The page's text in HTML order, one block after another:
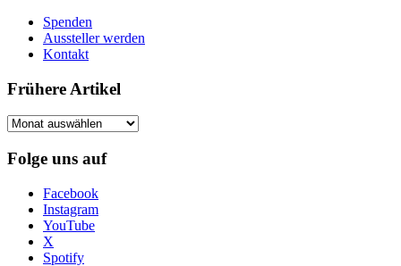
Spenden
Aussteller werden
Kontakt
Frühere Artikel
Frühere
Folge uns auf
Facebook
Instagram
YouTube
X
Spotify